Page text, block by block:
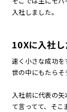
入社しました。
10Xに入社
速く小さな成功
世の中にもたらそ
入社前に代表の
て言ってて、そ